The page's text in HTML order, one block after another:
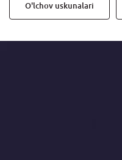
O'lchov uskunalari